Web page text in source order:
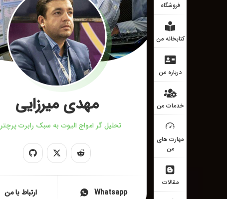
فروشگاه
کتابخانه من
درباره من
خدمات من
مهارت های
من
مقالات
مهدی میرزایی
تحلیل گر امواج الیوت به سبک رابرت پرچتر
Whatsapp ارتباط با من